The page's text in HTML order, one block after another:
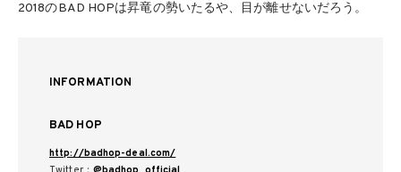
2018のBAD HOPは昇竜の勢いたるや、目が離せないだろう。
INFORMATION
BAD HOP
http://badhop-deal.com/